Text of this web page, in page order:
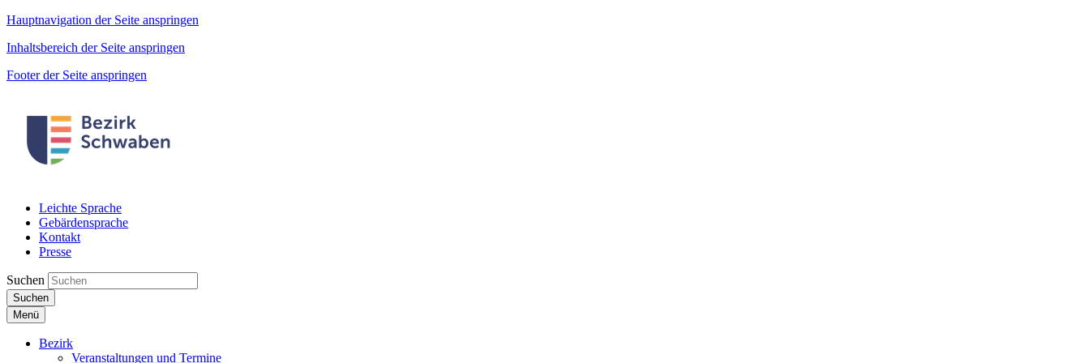
Hauptnavigation der Seite anspringen
Inhaltsbereich der Seite anspringen
Footer der Seite anspringen
Leichte Sprache
Gebärdensprache
Kontakt
Presse
Suchen
Suchen
Menü
Bezirk
Veranstaltungen und Termine